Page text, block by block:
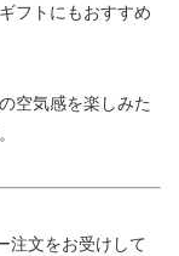
フトにもおすすめ
空気感を楽しみた
注文をお受けして